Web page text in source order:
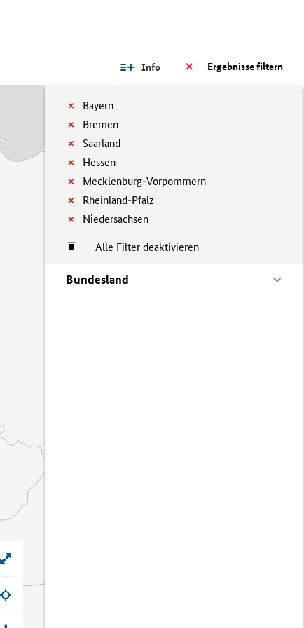
Ergebnisse filtern
Info
Bayern
Bremen
Saarland
Hessen
Mecklenburg-Vorpommern
Rheinland-Pfalz
Niedersachsen
Alle Filter deaktivieren
Bundesland